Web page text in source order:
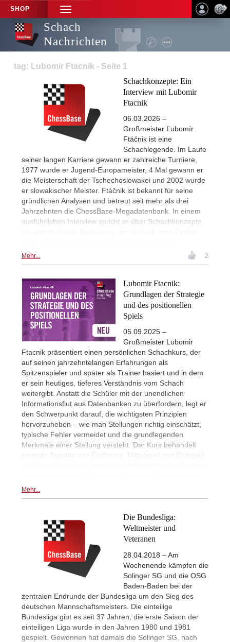
SHOP
TOGGLE
NAVIGATION
Schach
Nachrichten
tag: Lubomir Ftacnik - Seite 1
Schachkonzepte: Ein
Interview mit Lubomir
Ftacnik
06.03.2026 –
Großmeister Ľubomír
Ftáčnik ist eine
Schachlegende. Im Laufe
seiner langen Karriere gewann er zahlreiche Turniere,
1977 wurde er Jugend-Europameister, 4 Mal gewann er
die Meisterschaft der Tschechoslowakei und 2002 wurde
er slowakischer Meister. Ftáčnik ist bekannt für seine
gründlichen Analysen und betreut seit mehr als drei
Jahrzehnten die ChessBase-Megadatenbank. In einem
ausführlichen Interview spricht er über Schachkonzepte,
Mehr... 2
Lubomir Ftacnik:
Grundlagen der Strategie
und des positionellen
Spiels
05.09.2025 –
Großmeister Lubomir
Ftacnik präsentiert einen persönlichen Schachkurs, der
auf seinen jahrzehntelangen Erfahrungen als
Spitzenspieler und später als Trainer basiert und in dem
er sein heutiges, tieferes Verständnis vom Schach
weitergibt. Anstatt die Schüler mit der unendlichen
Informationsflut aus Datenbanken zu überfordern, legt er
den Schwerpunkt darauf, die wichtigsten Prinzipien
hervorzuheben – wie man Stellungen richtig einschätzt,
typische Fehler vermeidet und die grundlegenden
Merkmale einer Stellung versteht. Der Kurs behandelt
zentrale Aspekte von Eröffnung, Mittelspiel und Endspiel
Mehr...
Die Bundesliga:
Weltmeister und
Veteranen
28.04.2018 – Am
Wochenende kämpfen die
Solinger SG und die OSG
Baden-Baden bei der
zentralen Endrunde der Bundesliga um den Sieg des
deutschen Mannschaftsmeisters. Die einteilige
Bundesliga gibt es seit 37 Jahren, die erste Saison der
einteiligen Liga wurde in den Jahren 1980 und 1981
gespielt. Gewonnen hat damals die Solinger SG, nach